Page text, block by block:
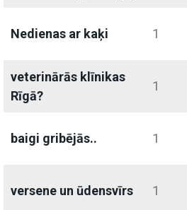
Nedienas ar kaķi 1
veterinārās klīnikas
Rīgā?
1
baigi gribējās.. 1
versene un ūdensvīrs 1